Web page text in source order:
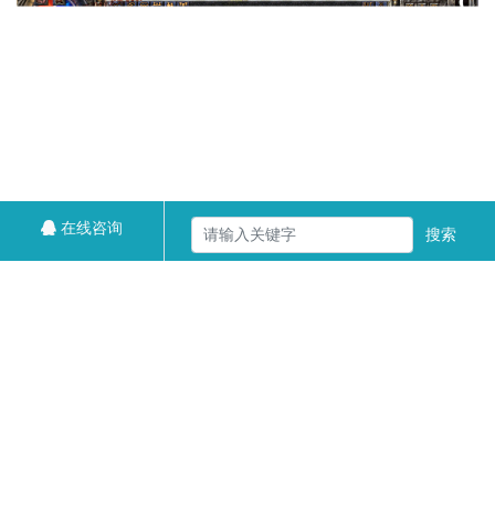
在线咨询 搜索